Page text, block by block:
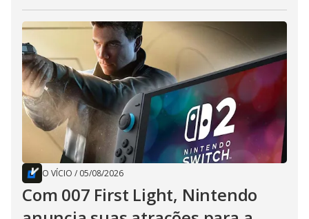
O VÍCIO / 05/08/2026
Com 007 First Light, Nintendo